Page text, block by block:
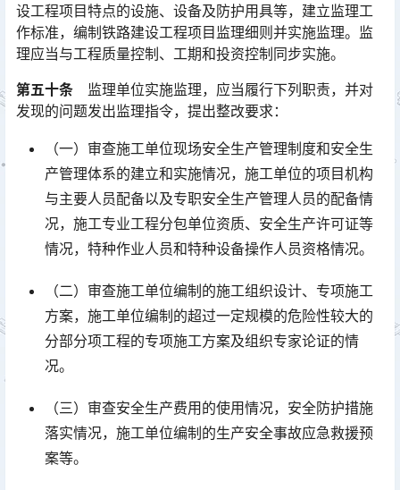
设工程项目特点的设施、设备及防护用具等，建立监理工
作标准，编制铁路建设工程项目监理细则并实施监理。监
理应当与工程质量控制、工期和投资控制同步实施。󠅅󠅃󠄵󠅂󠄪󠇖󠆨󠆨󠇕󠆞󠆒󠅬󠇘󠆭󠆘󠇙󠆝󠅵󠇗󠆭󠆁󠄐󠇗󠅹󠅸󠇖󠆍󠅳󠇖󠅹󠅰󠇖󠆌󠅹
第五十条 监理单位实施监理，应当履行下列职责，并对
发现的问题发出监理指令，提出整改要求：
（一）审查施工单位现场安全生产管理制度和安全生
产管理体系的建立和实施情况，施工单位的项目机构
与主要人员配备以及专职安全生产管理人员的配备情
况，施工专业工程分包单位资质、安全生产许可证等
情况，特种作业人员和特种设备操作人员资格情况。󠅅󠅃󠄵󠅂󠄪󠇖󠆨󠆨󠇕󠆞󠆒󠅬󠇘󠆭󠆘󠇙󠆝󠅵󠇗󠆭󠆁󠄐󠇗󠅹󠅸󠇖󠆍󠅳󠇖󠅹󠅰󠇖󠆌󠅹
（二）审查施工单位编制的施工组织设计、专项施工
方案，施工单位编制的超过一定规模的危险性较大的
分部分项工程的专项施工方案及组织专家论证的情
况。
（三）审查安全生产费用的使用情况，安全防护措施
落实情况，施工单位编制的生产安全事故应急救援预
案等。